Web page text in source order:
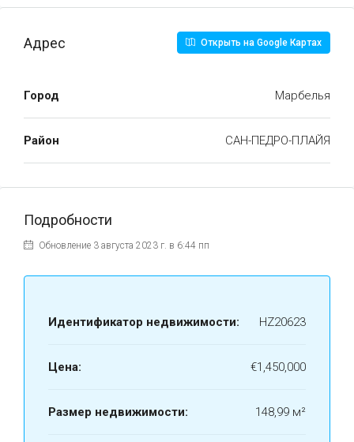
Адрес Открыть на Google Картах
Город Марбелья
Район САН-ПЕДРО-ПЛАЙЯ
Подробности
Обновление 3 августа 2023 г. в 6:44 пп
Идентификатор недвижимости: HZ20623
Цена: €1,450,000
Размер недвижимости: 148,99 м²